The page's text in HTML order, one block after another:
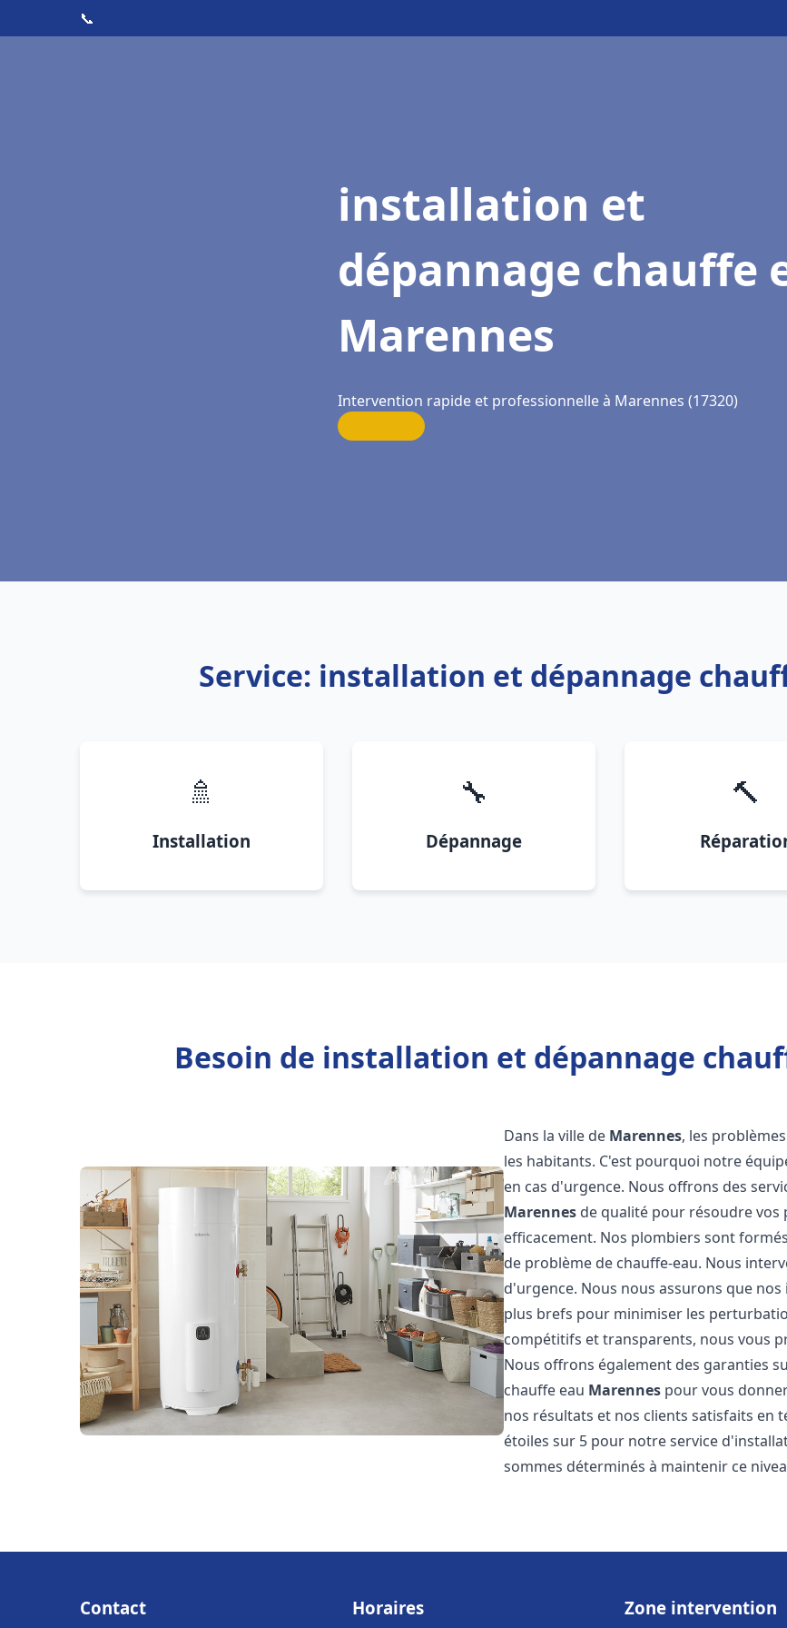
📞
installation et
dépannage chauffe
Marennes
Intervention rapide et professionnelle à Marennes (17320)
Service: installation et dépannage
🚿
Installation
🔧
Dépannage
🔨
Besoin de installation et dépannage
Dans la ville de Marennes, les
les habitants. C'est pourquoi notre
en cas d'urgence. Nous offrons des
Marennes de qualité pour résoudre
efficacement. Nos plombiers sont
de problème de chauffe-eau. Nous
d'urgence. Nous nous assurons que
plus brefs pour minimiser les
compétitifs et transparents, nous vous
Nous offrons également des garanties
chauffe eau Marennes pour vous
nos résultats et nos clients satisfaits en
étoiles sur 5 pour notre service
sommes déterminés à maintenir ce
Contact Horaires Zone intervention